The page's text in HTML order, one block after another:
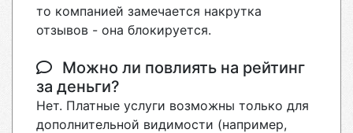
то компанией замечается накрутка
отзывов - она блокируется.
Можно ли повлиять на рейтинг
за деньги?
Нет. Платные услуги возможны только для
дополнительной видимости (например,